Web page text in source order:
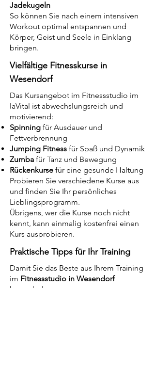
Jadekugeln
So können Sie nach einem intensiven
Workout optimal entspannen und
Körper, Geist und Seele in Einklang
bringen.
Vielfältige Fitnesskurse in
Wesendorf
Das Kursangebot im Fitnessstudio im
laVital ist abwechslungsreich und
motivierend:
Spinning für Ausdauer und
Fettverbrennung
Jumping Fitness für Spaß und Dynamik
Zumba für Tanz und Bewegung
Rückenkurse für eine gesunde Haltung
Probieren Sie verschiedene Kurse aus
und finden Sie Ihr persönliches
Lieblingsprogramm.
Übrigens, wer die Kurse noch nicht
kennt, kann einmalig kostenfrei einen
Kurs ausprobieren.
Praktische Tipps für Ihr Training
Damit Sie das Beste aus Ihrem Training
im Fitnessstudio in Wesendorf
herausholen: